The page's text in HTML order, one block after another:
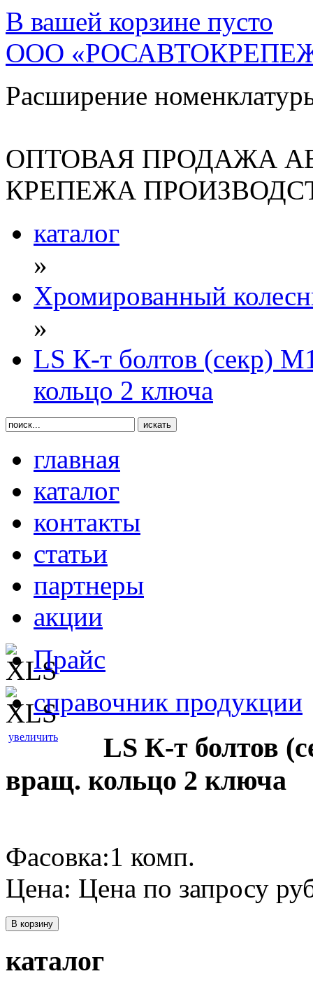
В вашей корзине пусто
ООО
Расширение
ОПТОВАЯ ПРОДАЖА
КРЕПЕЖА
каталог
»
Хромированный
»
LS К-т болтов (секр)
кольцо 2 ключа
главная
каталог
контакты
статьи
партнеры
акции
Прайс
справочник продукции
увеличить
LS К-т болтов
вращ. кольцо 2 ключа
Фасовка:1 комп.
Цена: Цена по запросу
В корзину
каталог